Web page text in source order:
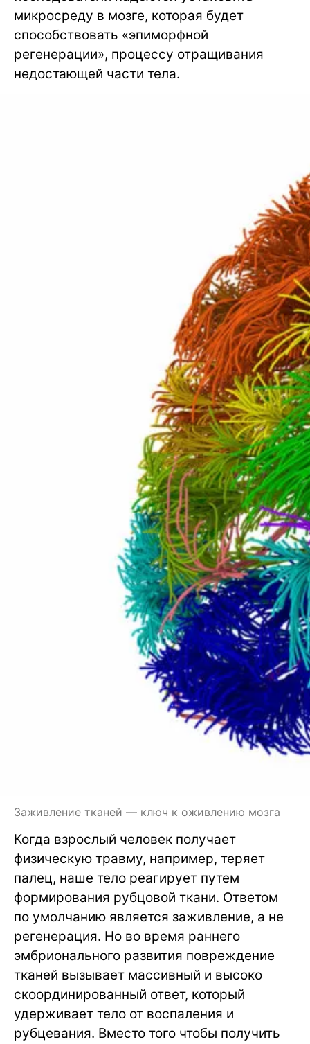
микросреду в мозге, которая будет
способствовать «эпиморфной
регенерации», процессу отращивания
недостающей части тела.
Заживление тканей — ключ к оживлению мозга
Когда взрослый человек получает
физическую травму, например, теряет
палец, наше тело реагирует путем
формирования рубцовой ткани. Ответом
по умолчанию является заживление, а не
регенерация. Но во время раннего
эмбрионального развития повреждение
тканей вызывает массивный и высоко
скоординированный ответ, который
удерживает тело от воспаления и
рубцевания. Вместо того чтобы получить